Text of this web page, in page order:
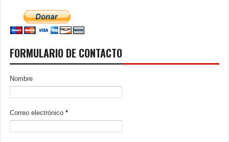
FORMULARIO DE CONTACTO
Nombre
Correo electrónico *